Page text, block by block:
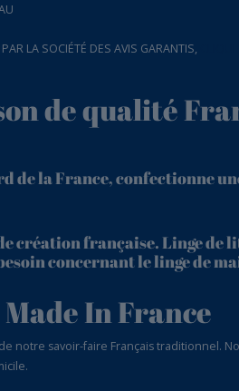
LA SOCIÉTÉ DES AVIS GARANTIS,
de qualité
de la France, confectionne
création française. Linge
concernant le linge de
In France
notre savoir-faire Français traditionnel.